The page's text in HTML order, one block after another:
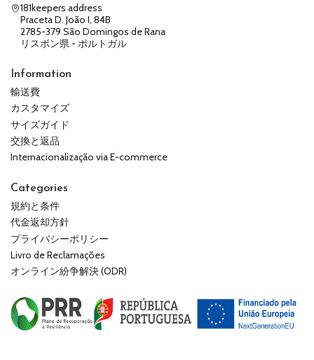
181keepers address
Praceta D. João I, 84B
2785-379 São Domingos de Rana
リスボン県 - ポルトガル
Information
輸送費
カスタマイズ
サイズガイド
交換と返品
Internacionalização via E-commerce
Categories
規約と条件
代金返却方針
プライバシーポリシー
Livro de Reclamações
オンライン紛争解決 (ODR)